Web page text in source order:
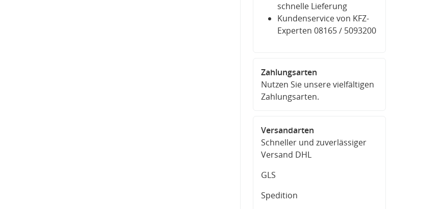
schnelle Lieferung
Kundenservice von KFZ-
Experten 08165 / 5093200
Zahlungsarten
Nutzen Sie unsere vielfältigen
Zahlungsarten.
Versandarten
Schneller und zuverlässiger
Versand DHL
GLS
Spedition